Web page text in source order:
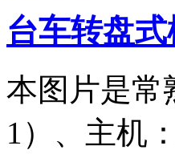
台车转盘
本图片是常
1）、主机